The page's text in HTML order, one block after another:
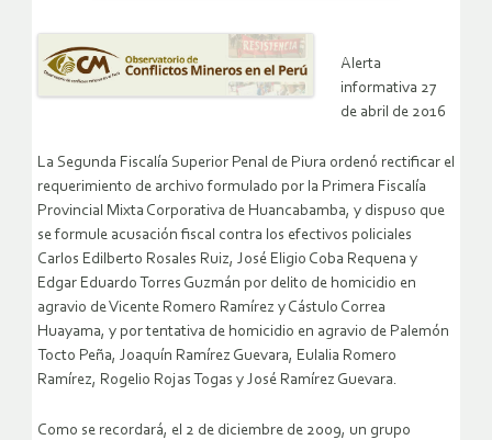
Alerta
informativa 27
de abril de 2016
La Segunda Fiscalía Superior Penal de Piura ordenó rectificar el
requerimiento de archivo formulado por la Primera Fiscalía
Provincial Mixta Corporativa de Huancabamba, y dispuso que
se formule acusación fiscal contra los efectivos policiales
Carlos Edilberto Rosales Ruiz, José Eligio Coba Requena y
Edgar Eduardo Torres Guzmán por delito de homicidio en
agravio de Vicente Romero Ramírez y Cástulo Correa
Huayama, y por tentativa de homicidio en agravio de Palemón
Tocto Peña, Joaquín Ramírez Guevara, Eulalia Romero
Ramírez, Rogelio Rojas Togas y José Ramírez Guevara.
Como se recordará, el 2 de diciembre de 2009, un grupo